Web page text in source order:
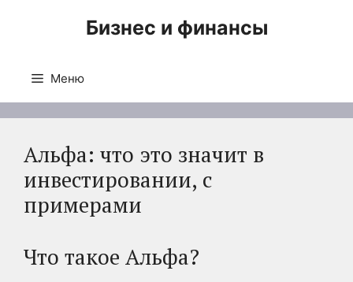
Бизнес и финансы
Меню
Альфа: что это значит в
инвестировании, с
примерами
Что такое Альфа?